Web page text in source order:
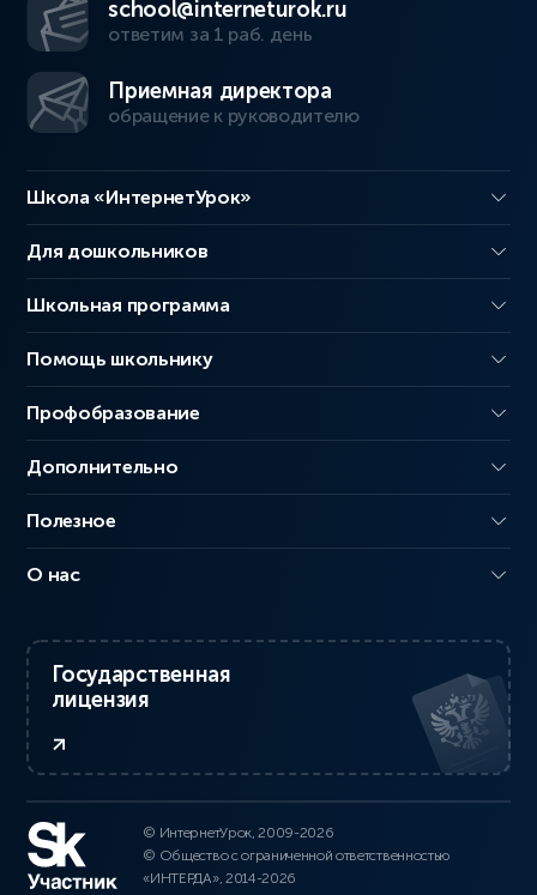
school@interneturok.ru
ответим за 1 раб. день
Приемная директора
обращение к руководителю
Школа «ИнтернетУрок»
Для дошкольников
Школьная программа
Помощь школьнику
Профобразование
Дополнительно
Полезное
О нас
Государственная
лицензия
© ИнтернетУрок, 2009-2026
© Общество с ограниченной ответственностью
«ИНТЕРДА», 2014-2026